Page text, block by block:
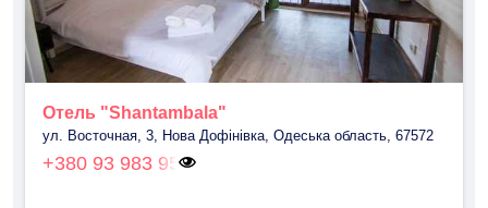
Отель "Shantambala"
ул. Восточная, 3, Нова Дофінівка, Одеська область, 67572
+380 93 983 95